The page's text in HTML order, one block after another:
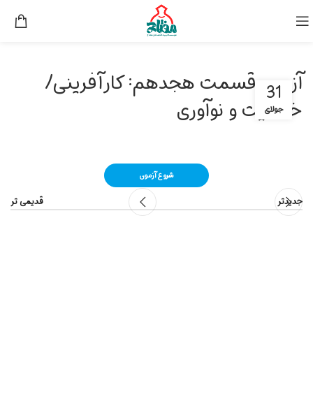
آزمون قسمت هجدهم: کارآفرینی/
خلاقیت و نوآوری
31
جولای
جدیدتر قدیمی تر